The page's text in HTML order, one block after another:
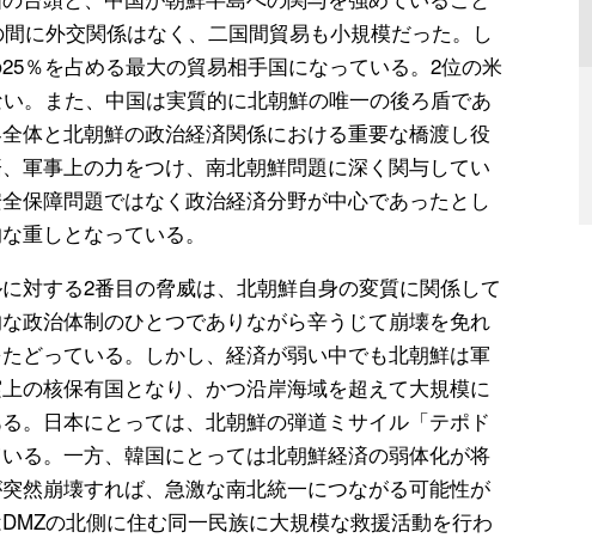
に外交関係はなく、二国間貿易も小規模だった。し
％を占める最大の貿易相手国になっている。2位の米
。また、中国は実質的に北朝鮮の唯一の後ろ盾であ
体と北朝鮮の政治経済関係における重要な橋渡し役
軍事上の力をつけ、南北朝鮮問題に深く関与してい
保障問題ではなく政治経済分野が中心であったとし
重しとなっている。
対する2番目の脅威は、北朝鮮自身の変質に関係して
政治体制のひとつでありながら辛うじて崩壊を免れ
どっている。しかし、経済が弱い中でも北朝鮮は軍
の核保有国となり、かつ沿岸海域を超えて大規模に
。日本にとっては、北朝鮮の弾道ミサイル「テポド
る。一方、韓国にとっては北朝鮮経済の弱体化が将
然崩壊すれば、急激な南北統一につながる可能性が
の北側に住む同一民族に大規模な救援活動を行わ